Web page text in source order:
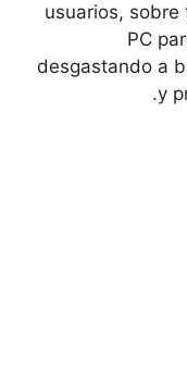
usuarios,
PC
desgastando a
y